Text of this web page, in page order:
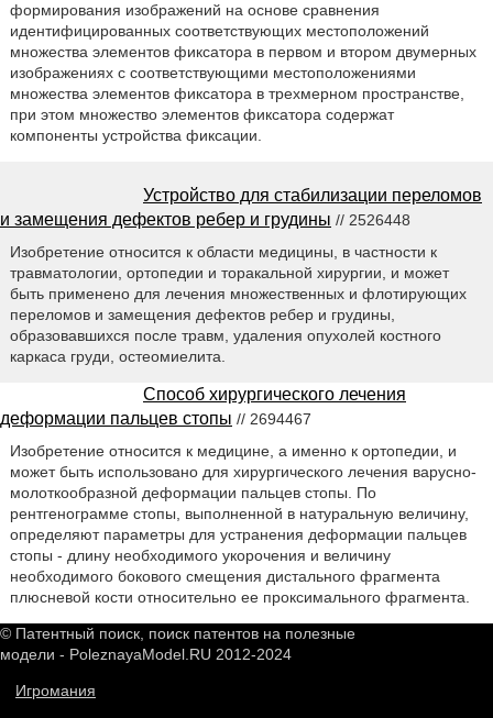
формирования изображений на основе сравнения
идентифицированных соответствующих местоположений
множества элементов фиксатора в первом и втором двумерных
изображениях с соответствующими местоположениями
множества элементов фиксатора в трехмерном пространстве,
при этом множество элементов фиксатора содержат
компоненты устройства фиксации.
Устройство для стабилизации переломов
и замещения дефектов ребер и грудины // 2526448
Изобретение относится к области медицины, в частности к
травматологии, ортопедии и торакальной хирургии, и может
быть применено для лечения множественных и флотирующих
переломов и замещения дефектов ребер и грудины,
образовавшихся после травм, удаления опухолей костного
каркаса груди, остеомиелита.
Способ хирургического лечения
деформации пальцев стопы // 2694467
Изобретение относится к медицине, а именно к ортопедии, и
может быть использовано для хирургического лечения варусно-
молоткообразной деформации пальцев стопы. По
рентгенограмме стопы, выполненной в натуральную величину,
определяют параметры для устранения деформации пальцев
стопы - длину необходимого укорочения и величину
необходимого бокового смещения дистального фрагмента
плюсневой кости относительно ее проксимального фрагмента.
© Патентный поиск, поиск патентов на полезные
модели - PoleznayaModel.RU 2012-2024
Игромания